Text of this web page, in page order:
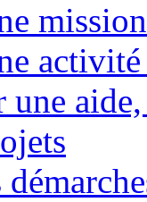
mission
une